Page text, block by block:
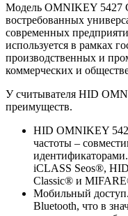
Модель OMNIKEY 5427
востребованных
современных
используется в рамках
производственных и
коммерческих и
У считывателя HID
преимуществ.
HID OMNIKEY
частоты –
iCLASS Seos®,
Classic® и
Мобильный
Bluetooth, что в